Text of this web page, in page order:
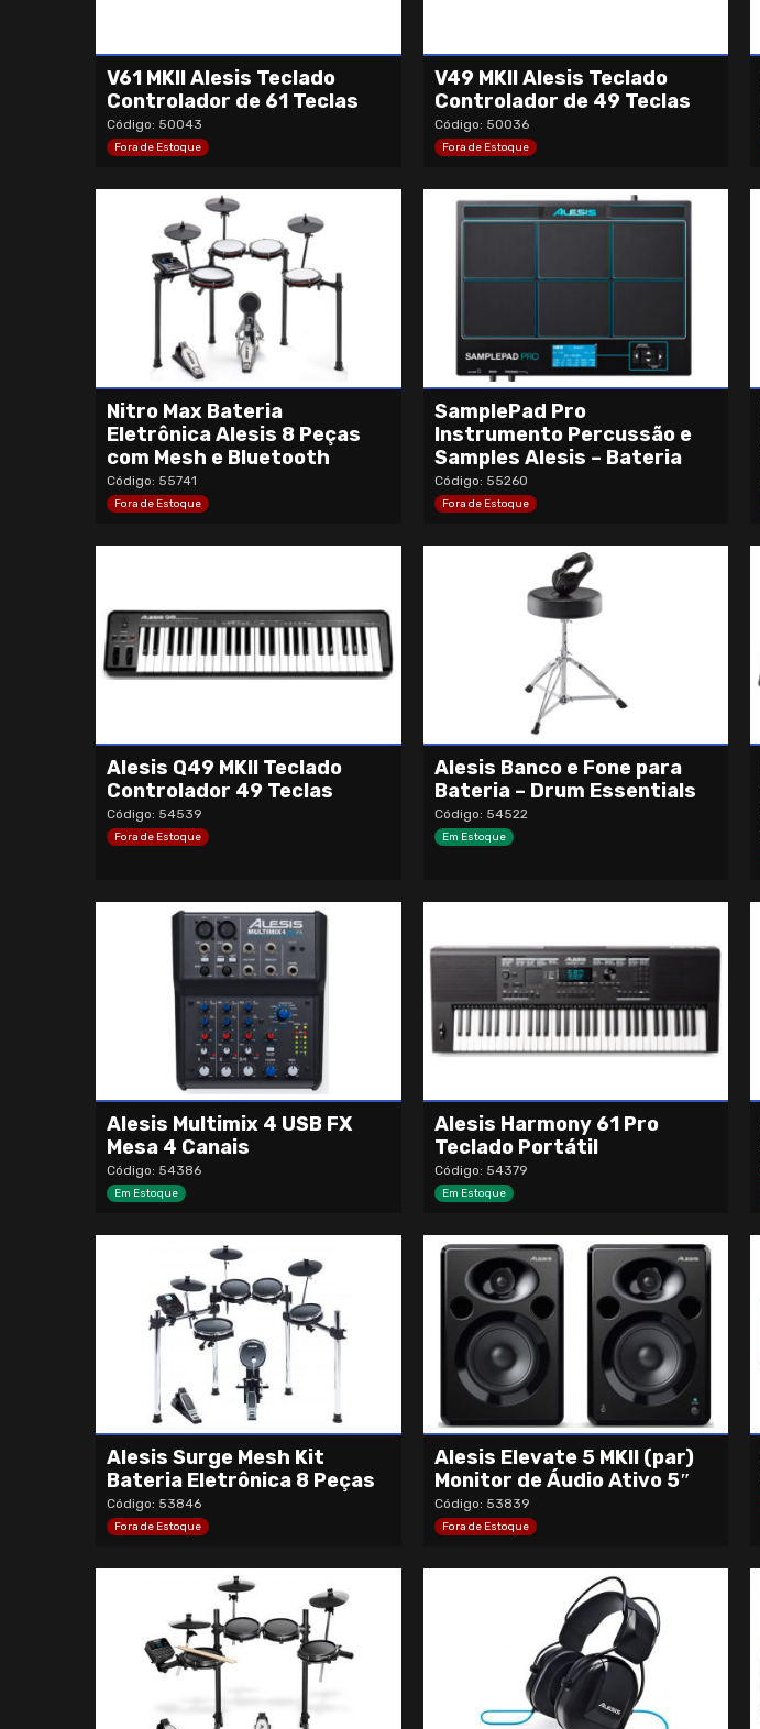
V61 MKII Alesis Teclado
Controlador de 61 Teclas
Código: 50043
Fora de Estoque
V49 MKII Alesis Teclado
Controlador de 49 Teclas
Código: 50036
Fora de Estoque
Nitro Max Bateria
Eletrônica Alesis 8 Peças
com Mesh e Bluetooth
Código: 55741
Fora de Estoque
SamplePad Pro
Instrumento Percussão e
Samples Alesis – Bateria
Código: 55260
Fora de Estoque
Alesis Q49 MKII Teclado
Controlador 49 Teclas
Código: 54539
Fora de Estoque
Alesis Banco e Fone para
Bateria – Drum Essentials
Código: 54522
Em Estoque
Alesis Multimix 4 USB FX
Mesa 4 Canais
Código: 54386
Em Estoque
Alesis Harmony 61 Pro
Teclado Portátil
Código: 54379
Em Estoque
Alesis Surge Mesh Kit
Bateria Eletrônica 8 Peças
Código: 53846
Fora de Estoque
Alesis Elevate 5 MKII (par)
Monitor de Áudio Ativo 5″
Código: 53839
Fora de Estoque